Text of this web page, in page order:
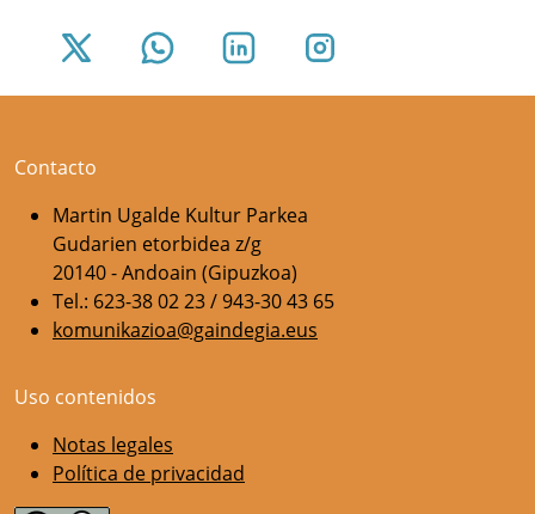
Contacto
Martin Ugalde Kultur Parkea
Gudarien etorbidea z/g
20140 - Andoain (Gipuzkoa)
Tel.: 623-38 02 23 / 943-30 43 65
komunikazioa@gaindegia.eus
Uso contenidos
Notas legales
Política de privacidad